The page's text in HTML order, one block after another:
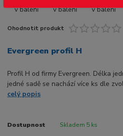
Ohodnotit produkt
Evergreen profil H
Profil H od firmy Evergreen. Délka
jedné sadě se nachází více ks dle
celý popis
Dostupnost Skladem 5 ks